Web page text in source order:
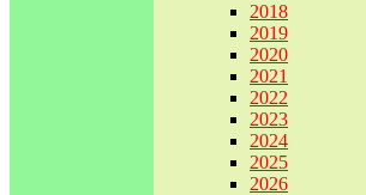
2018
2019
2020
2021
2022
2023
2024
2025
2026